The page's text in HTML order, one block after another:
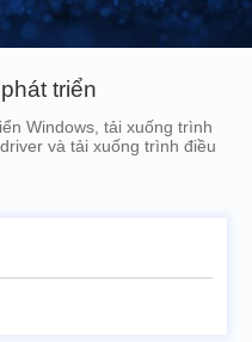
triển
Windows, tải xuống trình
và tải xuống trình điều